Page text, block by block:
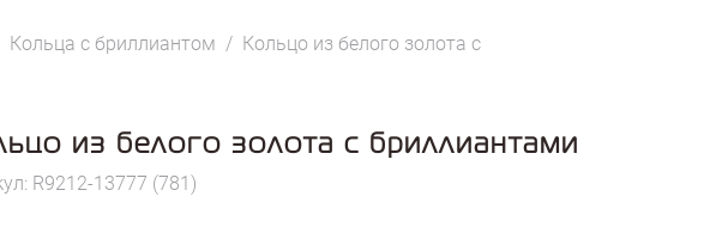
Кольца с бриллиантом / Кольцо из белого золота с
из белого золота с бриллиантами
R9212-13777 (781)